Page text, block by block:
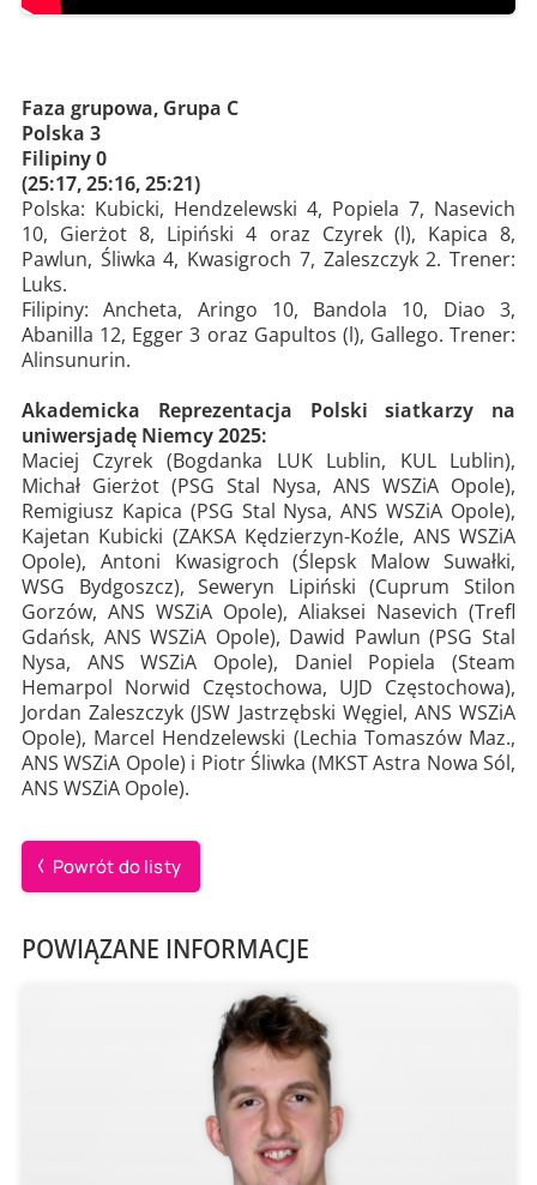
Faza grupowa, Grupa C
Polska 3
Filipiny 0
(25:17, 25:16, 25:21)
Polska: Kubicki, Hendzelewski 4, Popiela 7, Nasevich
10, Gierżot 8, Lipiński 4 oraz Czyrek (l), Kapica 8,
Pawlun, Śliwka 4, Kwasigroch 7, Zaleszczyk 2. Trener:
Luks.
Filipiny: Ancheta, Aringo 10, Bandola 10, Diao 3,
Abanilla 12, Egger 3 oraz Gapultos (l), Gallego. Trener:
Alinsunurin.
Akademicka Reprezentacja Polski siatkarzy na
uniwersjadę Niemcy 2025:
Maciej Czyrek (Bogdanka LUK Lublin, KUL Lublin),
Michał Gierżot (PSG Stal Nysa, ANS WSZiA Opole),
Remigiusz Kapica (PSG Stal Nysa, ANS WSZiA Opole),
Kajetan Kubicki (ZAKSA Kędzierzyn-Koźle, ANS WSZiA
Opole), Antoni Kwasigroch (Ślepsk Malow Suwałki,
WSG Bydgoszcz), Seweryn Lipiński (Cuprum Stilon
Gorzów, ANS WSZiA Opole), Aliaksei Nasevich (Trefl
Gdańsk, ANS WSZiA Opole), Dawid Pawlun (PSG Stal
Nysa, ANS WSZiA Opole), Daniel Popiela (Steam
Hemarpol Norwid Częstochowa, UJD Częstochowa),
Jordan Zaleszczyk (JSW Jastrzębski Węgiel, ANS WSZiA
Opole), Marcel Hendzelewski (Lechia Tomaszów Maz.,
ANS WSZiA Opole) i Piotr Śliwka (MKST Astra Nowa Sól,
ANS WSZiA Opole).
Powrót do listy
POWIĄZANE INFORMACJE